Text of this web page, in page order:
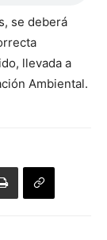
se deberá
llevada a
Ambiental.